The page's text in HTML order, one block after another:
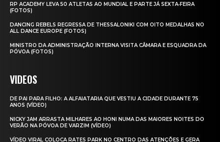
RP ACADEMY LEVA 50 ATLETAS AO MUNDIAL E PARTE JÁ SEXTA‑FEIRA
(FOTOS)
DANCING REBELS REGRESSA DE THESSALONIKI COM OITO MEDALHAS NO
ALL DANCE EUROPE (FOTOS)
MINISTRO DA ADMINISTRAÇÃO INTERNA VISITA CÂMARA E ESQUADRA DA
PÓVOA (FOTOS)
VIDEOS
DE PAI PARA FILHO: A ALFAIATARIA QUE VESTIU A CIDADE DURANTE 75
ANOS (VÍDEO)
NICKY JAM ARRASTA MILHARES AO HONI NUMA DAS MAIORES NOITES DO
VERÃO NA PÓVOA DE VARZIM (VÍDEO)
VÍDEO VIRAL COLOCA RATES PARK NO CENTRO DAS ATENÇÕES E GERA